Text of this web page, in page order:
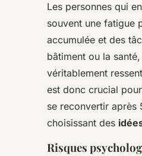
Les personnes qui
souvent une fatigue
accumulée et des
bâtiment ou la
véritablement
est donc crucial
se reconvertir après
choisissant des
Risques